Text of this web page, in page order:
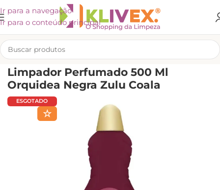
Ir para a navegação
Ir para o conteúdo principal
INÍCIO/LIMPEZA
Limpador Perfumado 500 Ml
Orquidea Negra Zulu Coala
ESGOTADO
☆